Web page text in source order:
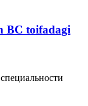
BC toifadagi